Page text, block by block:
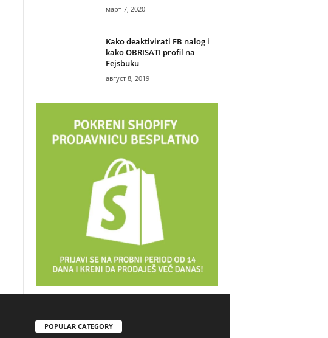
март 7, 2020
Kako deaktivirati FB nalog i
kako OBRISATI profil na
Fejsbuku
август 8, 2019
POPULAR CATEGORY